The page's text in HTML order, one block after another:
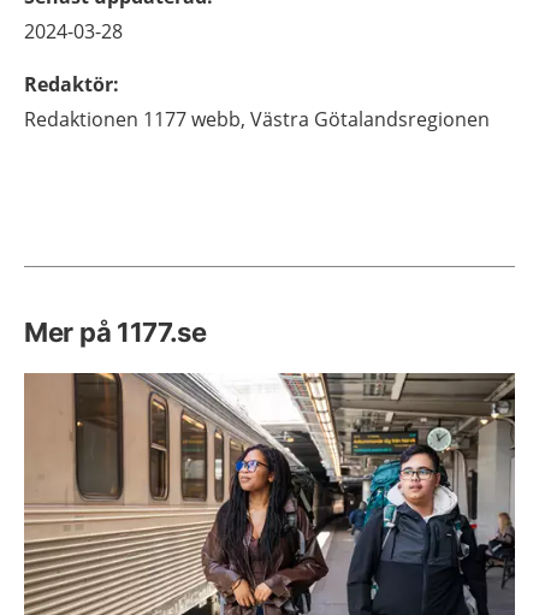
2024-03-28
Redaktör:
Redaktionen 1177 webb, Västra Götalandsregionen
Mer på 1177.se